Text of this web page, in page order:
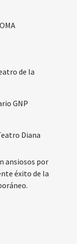
de la
GNP
Diana
ansiosos por
éxito de la